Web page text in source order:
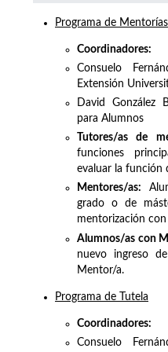
Programa de Mentorías
Coordinadores:
Consuelo
Extensión
David González
para Alumnos
Tutores/as de
funciones
evaluar la función
Mentores/as:
grado o de
mentorización
Alumnos/as con
nuevo ingreso
Mentor/a.
Programa de Tutela
Coordinadores:
Consuelo